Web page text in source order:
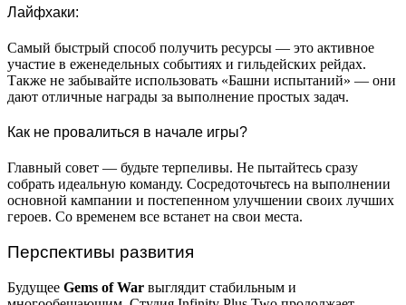
Лайфхаки:
Самый быстрый способ получить ресурсы — это активное
участие в еженедельных событиях и гильдейских рейдах.
Также не забывайте использовать «Башни испытаний» — они
дают отличные награды за выполнение простых задач.
Как не провалиться в начале игры?
Главный совет — будьте терпеливы. Не пытайтесь сразу
собрать идеальную команду. Сосредоточьтесь на выполнении
основной кампании и постепенном улучшении своих лучших
героев. Со временем все встанет на свои места.
Перспективы развития
Будущее Gems of War выглядит стабильным и